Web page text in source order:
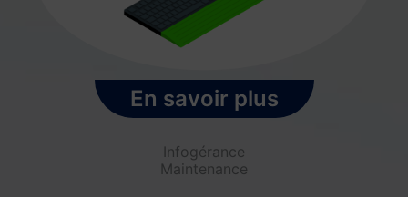
En savoir plus
Infogérance
Maintenance